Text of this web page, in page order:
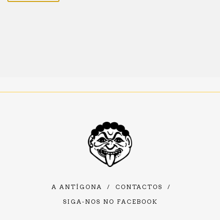
A ANTÍGONA / CONTACTOS /
SIGA-NOS NO FACEBOOK